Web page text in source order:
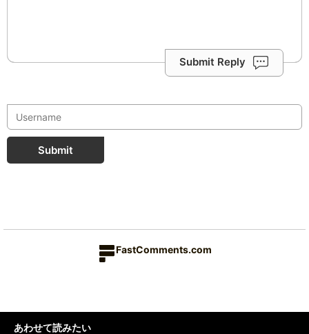
Submit Reply
Submit
FastComments.com
あわせて読みたい